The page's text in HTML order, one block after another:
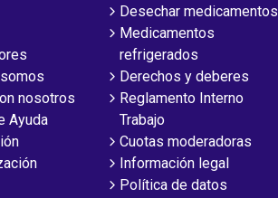
nosotros
Ayuda
Desechar medicamentos
Medicamentos
refrigerados
Derechos y deberes
Reglamento Interno
Trabajo
Cuotas moderadoras
Información legal
Política de datos